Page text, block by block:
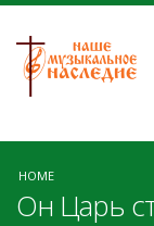
HOME
Он Царь